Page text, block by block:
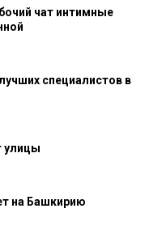
чат интимные
специалистов в
улицы
на Башкирию